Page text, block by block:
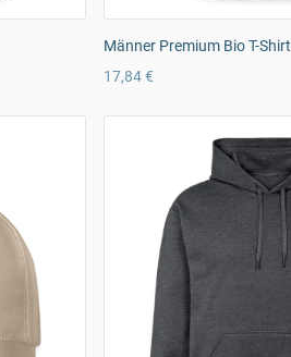
Männer Premium Bio T-Shirt
17,84 €